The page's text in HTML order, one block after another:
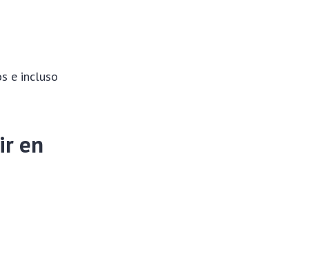
e incluso
en